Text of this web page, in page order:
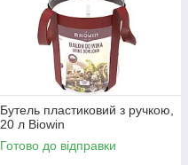
Бутель пластиковий з ручкою,
20 л Biowin
Готово до відправки